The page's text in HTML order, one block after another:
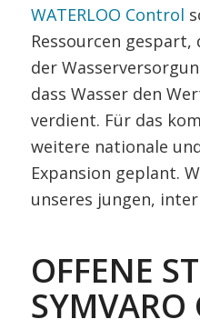
WATERLOO Control
Ressourcen
der
dass Wasser den
verdient. Für das
weitere nationale
Expansion geplant.
unseres jungen,
OFFENE
SYMVARO